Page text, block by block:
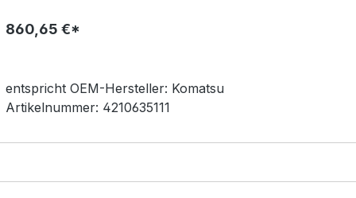
860,65 €*
entspricht OEM-Hersteller: Komatsu
Artikelnummer: 4210635111